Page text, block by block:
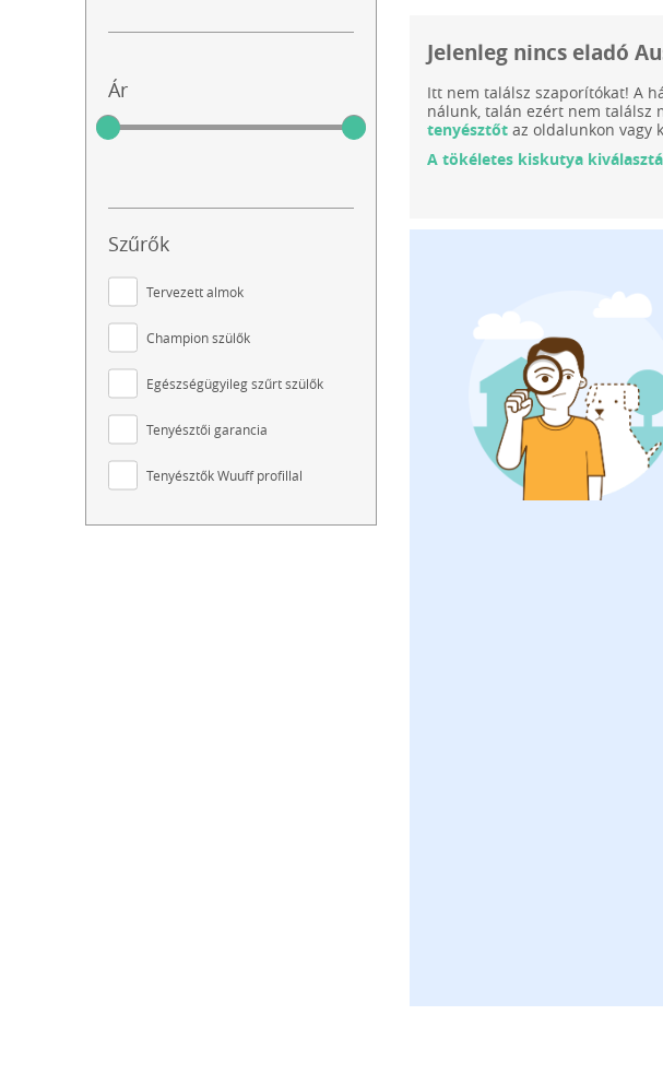
Ár
Szűrők
Tervezett almok
Champion szülők
Egészségügyileg szűrt szülők
Tenyésztői garancia
Tenyésztők Wuuff profillal
Jelenleg nincs eladó
Itt nem találsz szaporítókat! A
nálunk, talán ezért nem találsz
tenyésztőt az oldalunkon vagy
A tökéletes kiskutya